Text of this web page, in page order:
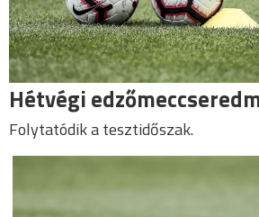
Hétvégi
Folytatódik a tesztidőszak.